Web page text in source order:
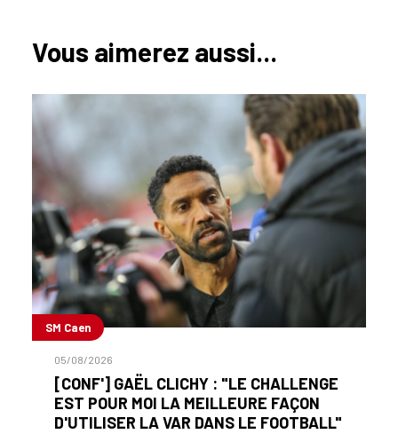
Vous aimerez aussi...
SM Caen
05/08/2026
[CONF'] GAËL CLICHY : "LE CHALLENGE
EST POUR MOI LA MEILLEURE FAÇON
D'UTILISER LA VAR DANS LE FOOTBALL"